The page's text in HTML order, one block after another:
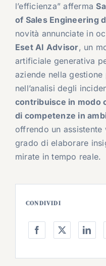
l’efficienza” afferma
of Sales Engineering
novità annunciate in
Eset AI Advisor, un
artificiale generativa
aziende nella
nell’analisi degli
contribuisce in modo
di competenze in
offrendo un
grado di elaborare
mirate in tempo reale.
CONDIVIDI